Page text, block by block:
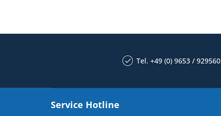
Tel. +49 (0) 9653 / 929560
Service Hotline